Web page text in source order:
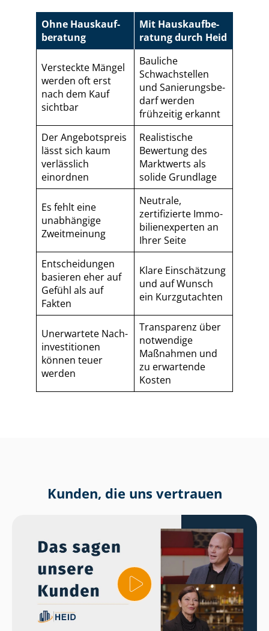
Ohne Haus­kauf­
be­ra­tung
Mit Haus­kauf­be­
ra­tung durch Heid
Versteckte Mängel
werden oft erst
nach dem Kauf
sichtbar
Bauliche
Schwachstellen
und Sa­nie­rungs­be­
darf werden
frühzeitig erkannt
Der Angebotspreis
lässt sich kaum
verlässlich
einordnen
Realistische
Bewertung des
Marktwerts als
solide Grundlage
Es fehlt eine
unabhängige
Zweitmeinung
Neutrale,
zertifizierte Im­mo­
bi­li­en­ex­per­ten an
Ihrer Seite
Entscheidungen
basieren eher auf
Gefühl als auf
Fakten
Klare Einschätzung
und auf Wunsch
ein Kurzgutachten
Unerwartete Nach­
in­ves­ti­tio­nen
können teuer
werden
Transparenz über
notwendige
Maßnahmen und
zu erwartende
Kosten
Kunden, die uns vertrauen